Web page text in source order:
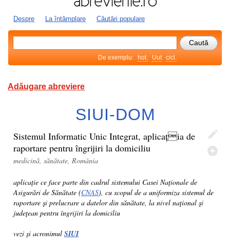
Despre La întâmplare Căutări populare
De exemplu: hot. Uut cicl.
Adăugare abreviere
SIUI-DOM
Sistemul Informatic Unic Integrat, aplicația de
raportare pentru îngrijiri la domiciliu
medicină, sănătate, România
aplicație ce face parte din cadrul sistemului Casei Naționale de
Asigurări de Sănătate (CNAS), cu scopul de a uniformiza sistemul de
raportare şi prelucrare a datelor din sănătate, la nivel naţional şi
judeţean pentru îngrijiri la domiciliu
vezi și acronimul SIUI